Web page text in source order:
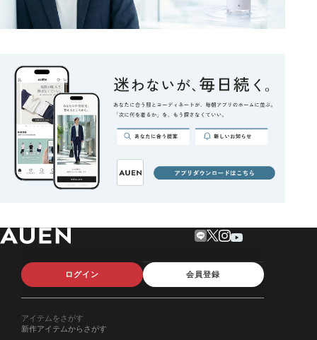
ログイン 会員登録
アイテムをさがす
新作アイテムからさがす